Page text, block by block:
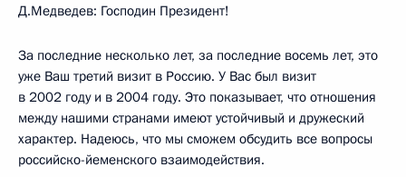
Д.Медведев: Господин Президент!
За последние несколько лет, за последние восемь лет, это
уже Ваш третий визит в Россию. У Вас был визит
в 2002 году и в 2004 году. Это показывает, что отношения
между нашими странами имеют устойчивый и дружеский
характер. Надеюсь, что мы сможем обсудить все вопросы
российско-йеменского взаимодействия.